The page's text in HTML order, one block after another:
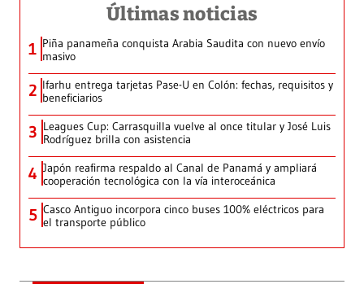
Últimas noticias
1 Piña panameña conquista Arabia Saudita con nuevo envío
masivo
2 Ifarhu entrega tarjetas Pase-U en Colón: fechas, requisitos y
beneficiarios
3 Leagues Cup: Carrasquilla vuelve al once titular y José Luis
Rodríguez brilla con asistencia
4 Japón reafirma respaldo al Canal de Panamá y ampliará
cooperación tecnológica con la vía interoceánica
5 Casco Antiguo incorpora cinco buses 100% eléctricos para
el transporte público